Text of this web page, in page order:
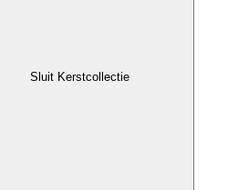
Sluit Kerstcollectie